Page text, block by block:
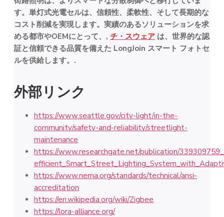
す。単灯式光電セルは、信頼性、柔軟性、そして長期的な
コスト削減を実現します。実績のあるソリューションを求
める都市やOEMにとって、, チ・スウェア は、世界的な認
証と信頼できる品質を備えた LongJoin スマート フォトセ
ルを供給します。.
外部リンク
https://www.seattle.gov/city-light/in-the-
community/safety-and-reliability/streetlight-
maintenance
https://www.researchgate.net/publication/
https://www.nema.org/standards/technical/ansi-
accreditation
https://en.wikipedia.org/wiki/Zigbee
https://lora-alliance.org/